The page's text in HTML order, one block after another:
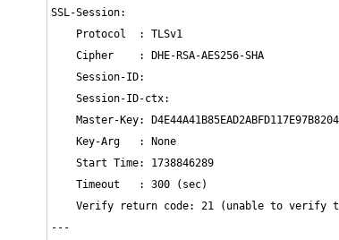
SSL-Session:
    Protocol  : TLSv1
    Cipher    : DHE-RSA-AES256-SHA
    Session-ID:
    Session-ID-ctx:
Master-Key:
    Key-Arg   : None
    Start Time: 1738846289
    Timeout   : 300 (sec)
Verify return code: 21 (unable to verify
---